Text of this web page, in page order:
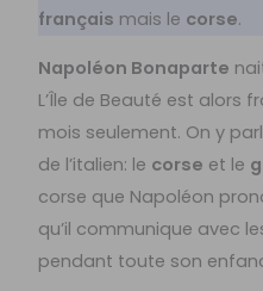
français mais le corse.
Napoléon Bonaparte
L’Île de Beauté est alors
mois seulement. On y
de l’italien: le corse et le
corse que Napoléon
qu’il communique avec
pendant toute son